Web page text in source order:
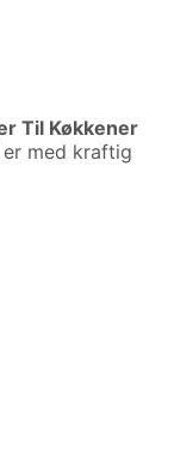
Til Køkkener
med kraftig